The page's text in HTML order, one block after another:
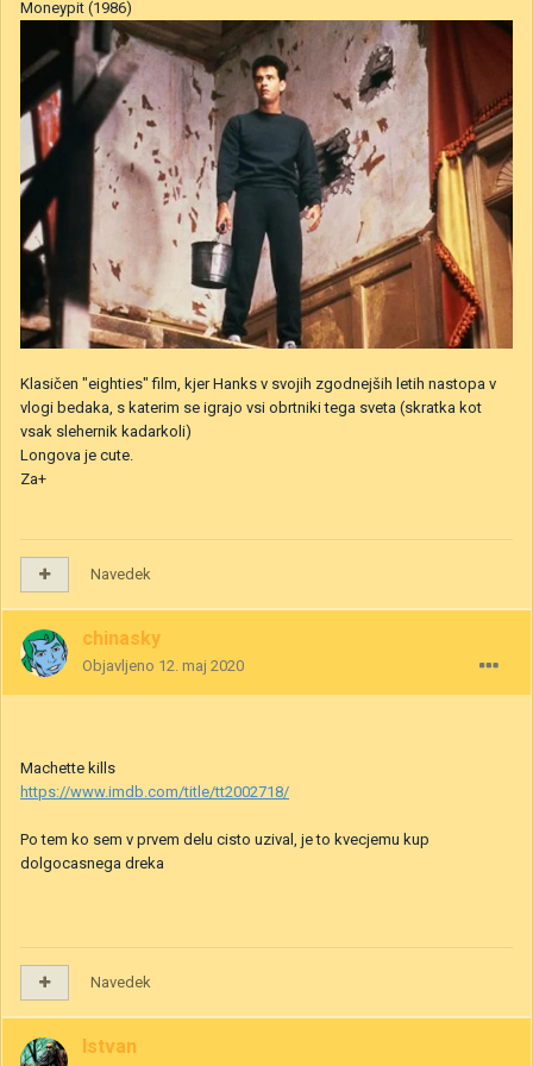
Moneypit (1986)
Klasičen "eighties" film, kjer Hanks v svojih zgodnejših letih nastopa v
vlogi bedaka, s katerim se igrajo vsi obrtniki tega sveta (skratka kot
vsak slehernik kadarkoli)
Longova je cute.
Za+
Navedek
chinasky
Objavljeno 12. maj 2020
Machette kills
https://www.imdb.com/title/tt2002718/
Po tem ko sem v prvem delu cisto uzival, je to kvecjemu kup
dolgocasnega dreka
Navedek
Istvan